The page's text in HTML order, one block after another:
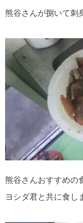
熊谷さんが捌いて刺
熊谷さんおすすめの
ヨシダ君と共に食し